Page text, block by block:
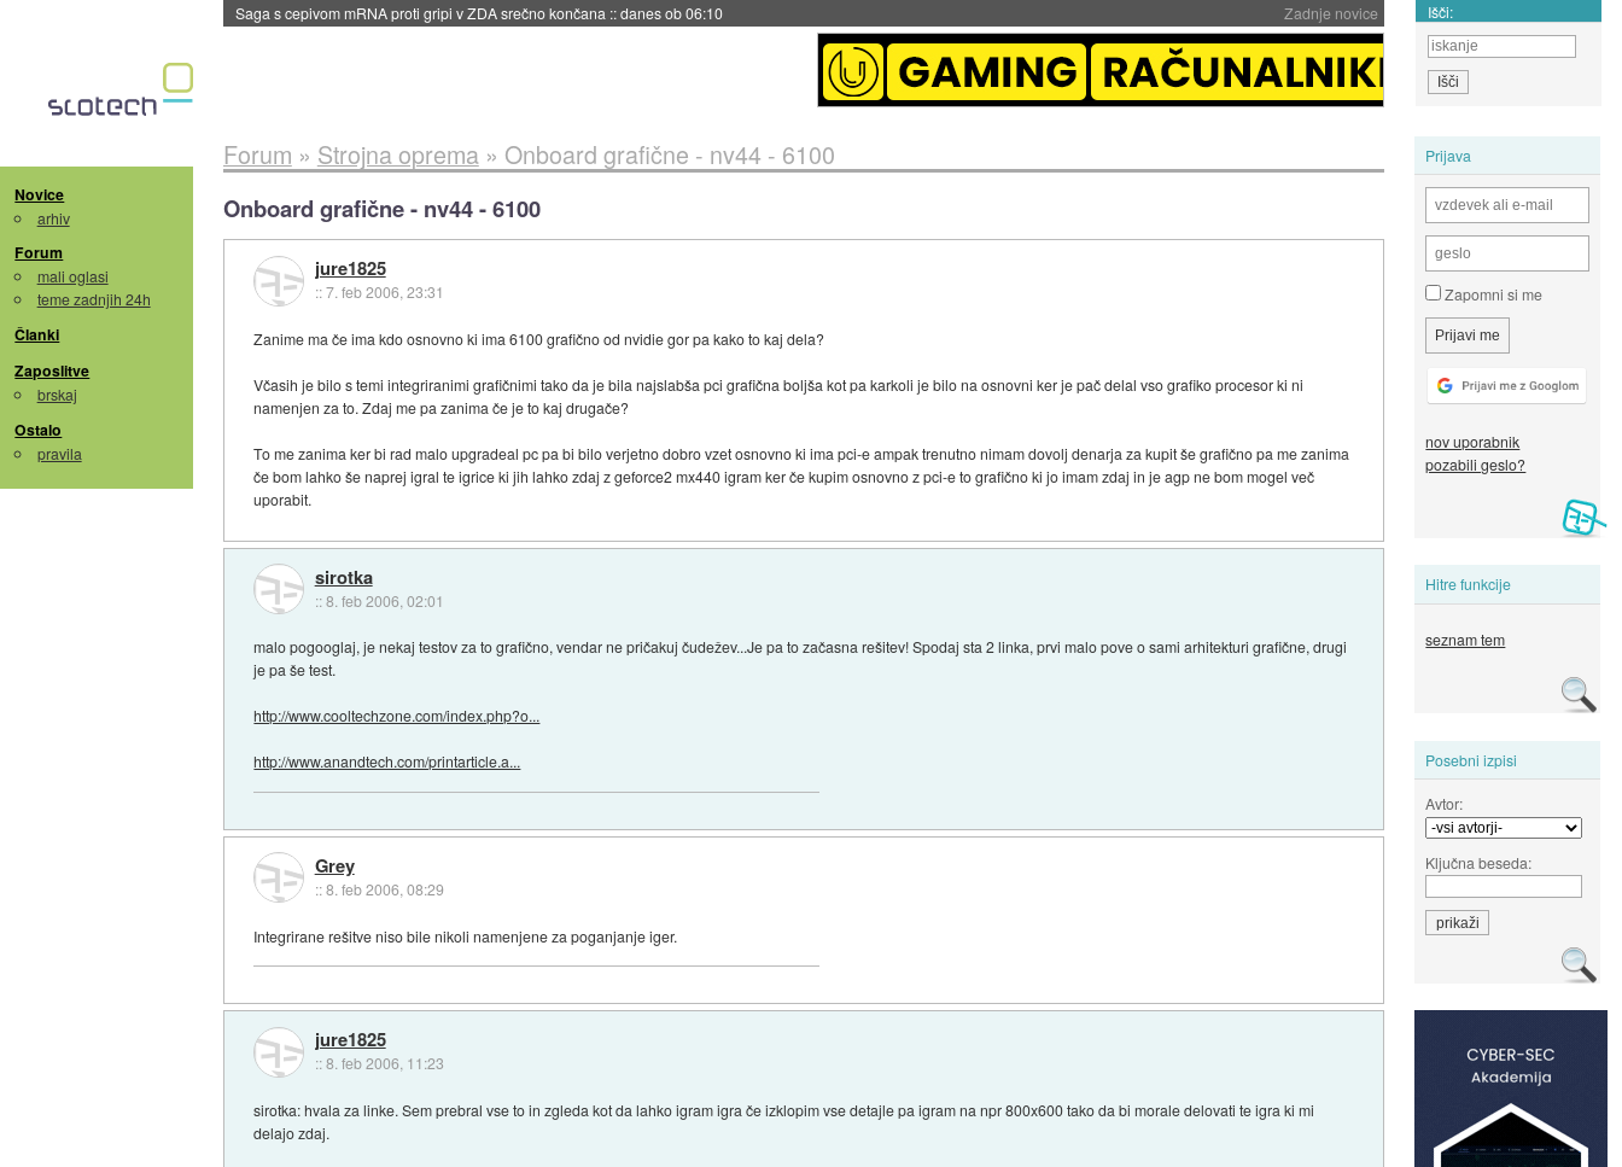
Zadnje novice
Saga s cepivom mRNA proti gripi v ZDA srečno končana ::danes ob 06:10 Išči:
Novice
arhiv
Forum
mali oglasi
teme zadnjih 24h
Članki
Zaposlitve
brskaj
Ostalo
pravila
Prijava
Zapomni si me
nov uporabnik
pozabili geslo?
Hitre funkcije
seznam tem
Posebni izpisi
Avtor:
Ključna beseda:
Forum » Strojna oprema» Onboard grafične - nv44 - 6100
Onboard grafične - nv44 - 6100
jure1825
::7. feb 2006, 23:31
Zanime ma če ima kdo osnovno ki ima 6100 grafično od nvidie gor pa kako to kaj dela?
Včasih je bilo s temi integriranimi grafičnimi tako da je bila najslabša pci grafična boljša kot pa karkoli je bilo na osnovni ker je pač delal vso grafiko procesor ki ni
namenjen za to. Zdaj me pa zanima če je to kaj drugače?
To me zanima ker bi rad malo upgradeal pc pa bi bilo verjetno dobro vzet osnovno ki ima pci-e ampak trenutno nimam dovolj denarja za kupit še grafično pa me zanima
če bom lahko še naprej igral te igrice ki jih lahko zdaj z geforce2 mx440 igram ker če kupim osnovno z pci-e to grafično ki jo imam zdaj in je agp ne bom mogel več
uporabit.
sirotka
::8. feb 2006, 02:01
malo pogooglaj, je nekaj testov za to grafično, vendar ne pričakuj čudežev...Je pa to začasna rešitev! Spodaj sta 2 linka, prvi malo pove o sami arhitekturi grafične, drugi
je pa še test.
http://www.cooltechzone.com/index.php?o...
http://www.anandtech.com/printarticle.a...
Grey
::8. feb 2006, 08:29
Integrirane rešitve niso bile nikoli namenjene za poganjanje iger.
jure1825
::8. feb 2006, 11:23
sirotka: hvala za linke. Sem prebral vse to in zgleda kot da lahko igram igra če izklopim vse detajle pa igram na npr 800x600 tako da bi morale delovati te igra ki mi
delajo zdaj.